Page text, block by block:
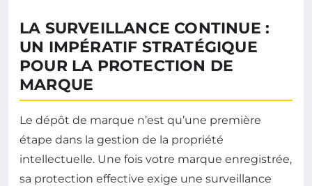
LA SURVEILLANCE CONTINUE :
UN IMPÉRATIF STRATÉGIQUE
POUR LA PROTECTION DE
MARQUE
Le dépôt de marque n’est qu’une première
étape dans la gestion de la propriété
intellectuelle. Une fois votre marque enregistrée,
sa protection effective exige une surveillance